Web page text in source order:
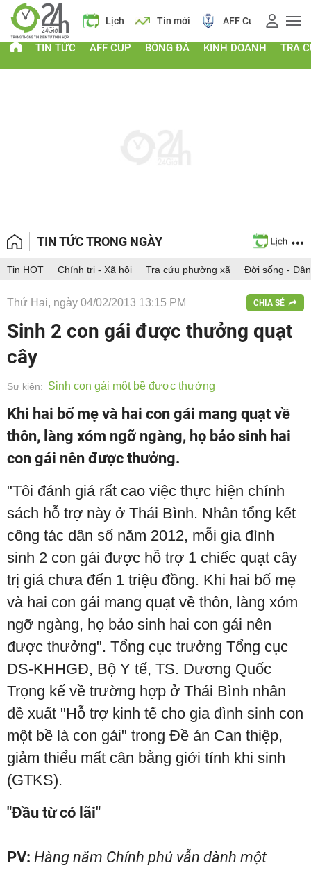
Lịch Tin mới AFF Cup Điểm chuẩn 2026
TIN TỨC AFF CUP BÓNG ĐÁ KINH DOANH TRA
TIN TỨC TRONG NGÀY
Tin HOT Chính trị - Xã hội Tra cứu phường xã Đời sống -
Thứ Hai, ngày 04/02/2013 13:15 PM CHIA SẺ
Sinh 2 con gái được thưởng quạt
cây
Sự kiện: Sinh con gái một bề được thưởng
Khi hai bố mẹ và hai con gái mang quạt về
thôn, làng xóm ngỡ ngàng, họ bảo sinh hai
con gái nên được thưởng.
"Tôi đánh giá rất cao việc thực hiện chính
sách hỗ trợ này ở Thái Bình. Nhân tổng kết
công tác dân số năm 2012, mỗi gia đình
sinh 2 con gái được hỗ trợ 1 chiếc quạt cây
trị giá chưa đến 1 triệu đồng. Khi hai bố mẹ
và hai con gái mang quạt về thôn, làng xóm
ngỡ ngàng, họ bảo sinh hai con gái nên
được thưởng". Tổng cục trưởng Tổng cục
DS-KHHGĐ, Bộ Y tế, TS. Dương Quốc
Trọng kể về trường hợp ở Thái Bình nhân
đề xuất "Hỗ trợ kinh tế cho gia đình sinh con
một bề là con gái" trong Đề án Can thiệp,
giảm thiểu mất cân bằng giới tính khi sinh
(GTKS).
"Đầu từ có lãi"
PV: Hàng năm Chính phủ vẫn dành một